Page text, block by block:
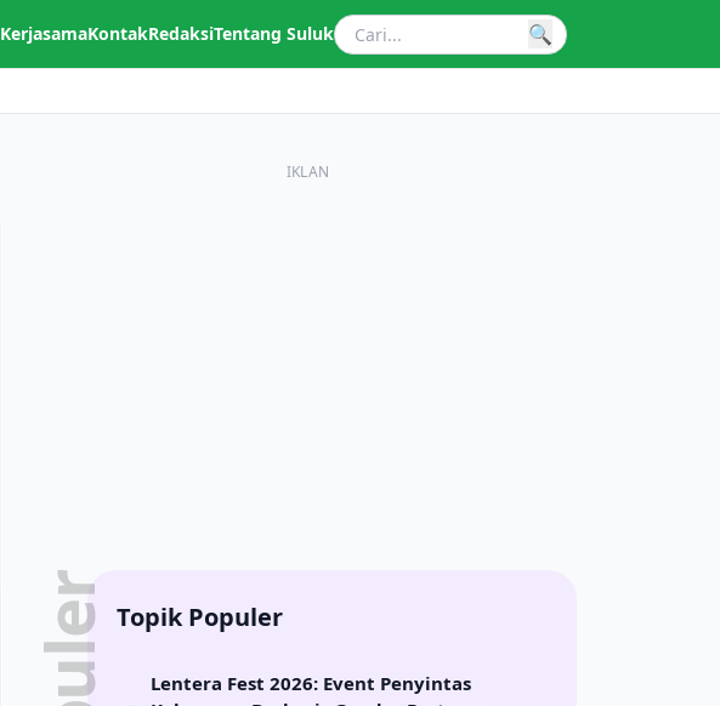
KerjasamaKontakRedaksiTentang Suluk 🔍
IKLAN
Topik Populer
Lentera Fest 2026: Event Penyintas